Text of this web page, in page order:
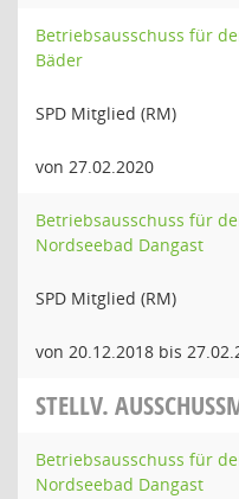
Betriebsausschuss für
Bäder
SPD Mitglied (RM)
von 27.02.2020
Betriebsausschuss für
Nordseebad Dangast
SPD Mitglied (RM)
von 20.12.2018 bis
STELLV.
Betriebsausschuss für
Nordseebad Dangast